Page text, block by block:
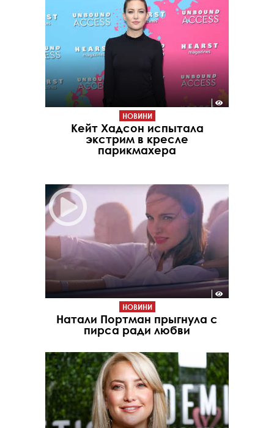
НОВИНИ
Кейт Хадсон испытала
экстрим в кресле
парикмахера
НОВИНИ
Натали Портман прыгнула с
пирса ради любви